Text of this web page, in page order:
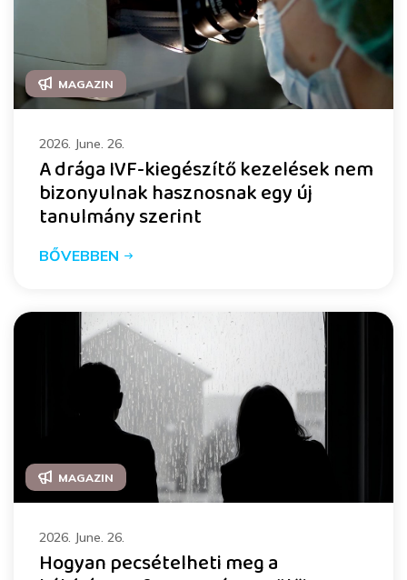
MAGAZIN
2026. June. 26.
A drága IVF-kiegészítő kezelések nem
bizonyulnak hasznosnak egy új
tanulmány szerint
BŐVEBBEN
MAGAZIN
2026. June. 26.
Hogyan pecsételheti meg a